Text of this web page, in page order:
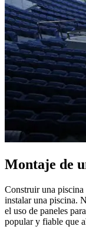
Montaje de
Construir una
instalar una piscina.
el uso de paneles
popular y fiable que